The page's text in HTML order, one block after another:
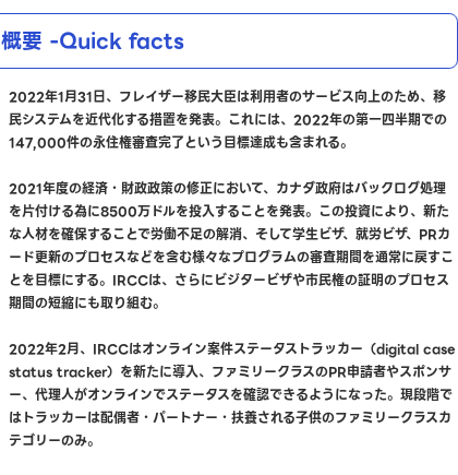
概要 -Quick facts
2022年1月31日、フレイザー移民大臣は利用者のサービス向上のため、移
民システムを近代化する措置を発表。これには、2022年の第一四半期での
147,000件の永住権審査完了という目標達成も含まれる。
2021年度の経済・財政政策の修正において、カナダ政府はバックログ処理
を片付ける為に8500万ドルを投入することを発表。この投資により、新た
な人材を確保することで労働不足の解消、そして学生ビザ、就労ビザ、PRカ
ード更新のプロセスなどを含む様々なプログラムの審査期間を通常に戻すこ
とを目標にする。IRCCは、さらにビジタービザや市民権の証明のプロセス
期間の短縮にも取り組む。
2022年2月、IRCCはオンライン案件ステータストラッカー（digital case
status tracker）を新たに導入、ファミリークラスのPR申請者やスポンサ
ー、代理人がオンラインでステータスを確認できるようになった。現段階で
はトラッカーは配偶者・パートナー・扶養される子供のファミリークラスカ
テゴリーのみ。